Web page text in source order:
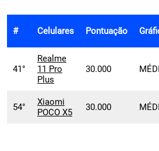
# Celulares Pontuação
41°
Realme
11 Pro
Plus
30.000
54°
Xiaomi
POCO X5
30.000